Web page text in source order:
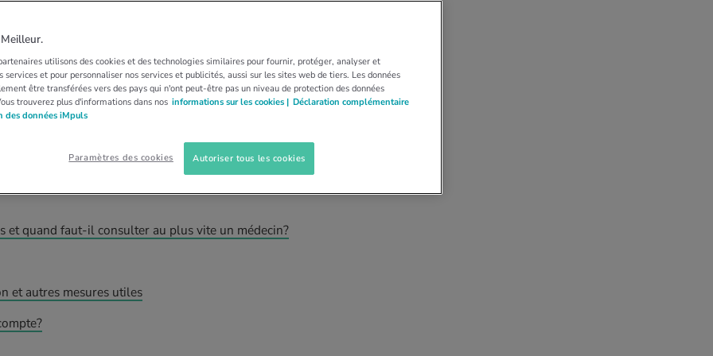
et traitement
comment les traiter et pourquoi les bas de
et quand faut-il consulter au plus vite un médecin?
et autres mesures utiles
utilisons des cookies et des technologies similaires pour fournir, protéger, analyser et
services et pour personnaliser nos services et publicités, aussi sur les sites web de tiers. Les données
être transférées vers des pays qui n'ont peut-être pas un niveau de protection des données
trouverez plus d'informations dans nos informations sur les cookies | Déclaration complémentaire
des données iMpuls
Paramètres des cookies Autoriser tous les cookies